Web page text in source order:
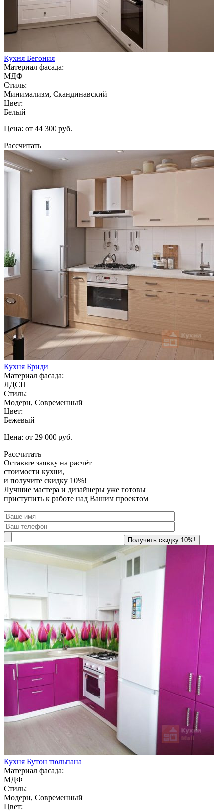
Кухня Бегония
Материал фасада:
МДФ
Стиль:
Минимализм, Скандинавский
Цвет:
Белый
Цена: от 44 300 руб.
Рассчитать
Кухня Бриди
Материал фасада:
ЛДСП
Стиль:
Модерн, Современный
Цвет:
Бежевый
Цена: от 29 000 руб.
Рассчитать
Оставьте заявку на расчёт
стоимости кухни,
и получите скидку 10%!
Лучшие мастера и дизайнеры уже готовы
приступить к работе над Вашим проектом
Кухня Бутон тюльпана
Материал фасада:
МДФ
Стиль:
Модерн, Современный
Цвет: